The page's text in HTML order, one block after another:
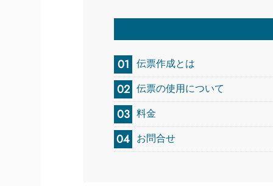
伝票作成とは
伝票の使用について
料金
お問合せ